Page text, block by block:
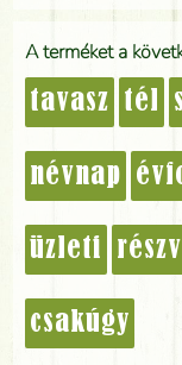
A terméket a
tavasz tél
névnap
üzleti
csakúgy